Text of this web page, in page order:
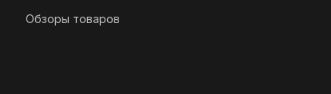
Обзоры товаров